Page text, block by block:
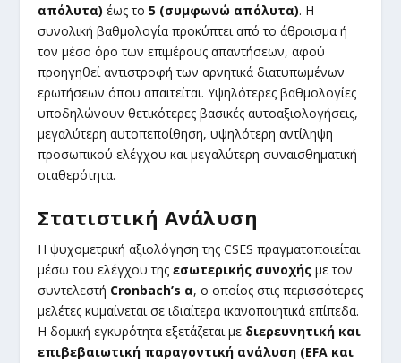
απόλυτα) έως το5 (συμφωνώ απόλυτα). Η
συνολική βαθμολογία προκύπτει από το άθροισμα ή
τον μέσο όρο των επιμέρους απαντήσεων, αφού
προηγηθεί αντιστροφή των αρνητικά διατυπωμένων
ερωτήσεων όπου απαιτείται. Υψηλότερες βαθμολογίες
υποδηλώνουν θετικότερες βασικές αυτοαξιολογήσεις,
μεγαλύτερη αυτοπεποίθηση, υψηλότερη αντίληψη
προσωπικού ελέγχου και μεγαλύτερη συναισθηματική
σταθερότητα.
Στατιστική Ανάλυση
Η ψυχομετρική αξιολόγηση της CSES πραγματοποιείται
μέσω του ελέγχου τηςεσωτερικής συνοχής με τον
συντελεστή Cronbach’s α, ο οποίος στις περισσότερες
μελέτες κυμαίνεται σε ιδιαίτερα ικανοποιητικά επίπεδα.
Η δομική εγκυρότητα εξετάζεται με διερευνητική και
επιβεβαιωτική παραγοντική ανάλυση (EFA και